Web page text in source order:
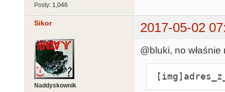
Posty: 1,046
Sikor 2017-05-02
Naddyskownik
@bluki, no